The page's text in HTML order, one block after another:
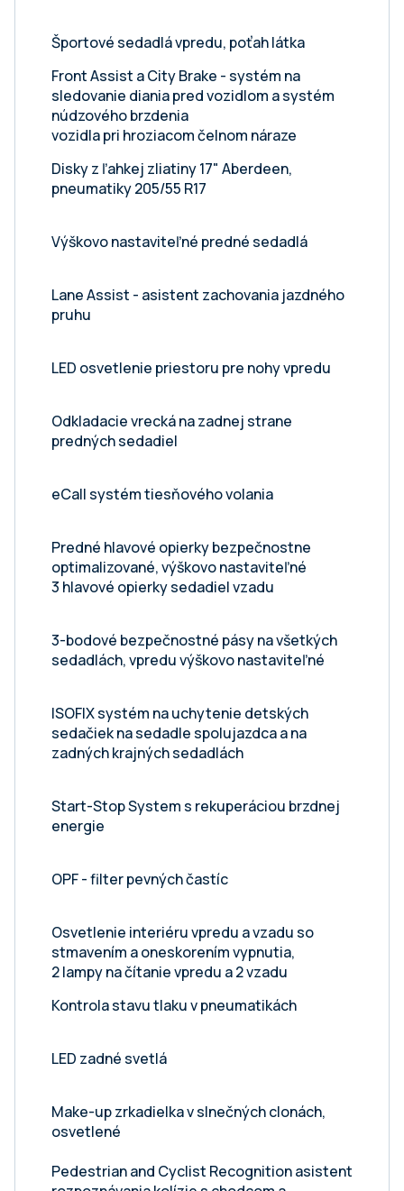
Športové sedadlá vpredu, poťah látka
Front Assist a City Brake - systém na
sledovanie diania pred vozidlom a systém
núdzového brzdenia
vozidla pri hroziacom čelnom náraze
Disky z ľahkej zliatiny 17" Aberdeen,
pneumatiky 205/55 R17
Výškovo nastaviteľné predné sedadlá
Lane Assist - asistent zachovania jazdného
pruhu
LED osvetlenie priestoru pre nohy vpredu
Odkladacie vrecká na zadnej strane
predných sedadiel
eCall systém tiesňového volania
Predné hlavové opierky bezpečnostne
optimalizované, výškovo nastaviteľné
3 hlavové opierky sedadiel vzadu
3-bodové bezpečnostné pásy na všetkých
sedadlách, vpredu výškovo nastaviteľné
ISOFIX systém na uchytenie detských
sedačiek na sedadle spolujazdca a na
zadných krajných sedadlách
Start-Stop System s rekuperáciou brzdnej
energie
OPF - filter pevných častíc
Osvetlenie interiéru vpredu a vzadu so
stmavením a oneskorením vypnutia,
2 lampy na čítanie vpredu a 2 vzadu
Kontrola stavu tlaku v pneumatikách
LED zadné svetlá
Make-up zrkadielka v slnečných clonách,
osvetlené
Pedestrian and Cyclist Recognition asistent